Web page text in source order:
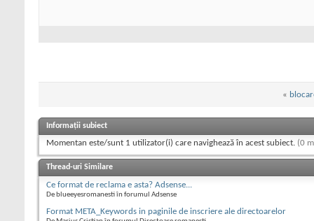
«
Informații subiect
Momentan este/sunt 1 utilizator(i) care navighează în acest subiect. (0
Thread-uri Similare
Ce format de reclama e asta? Adsense...
De blueeyesromanesti în forumul Adsense
Format META_Keywords in paginile de inscriere ale directoarelor